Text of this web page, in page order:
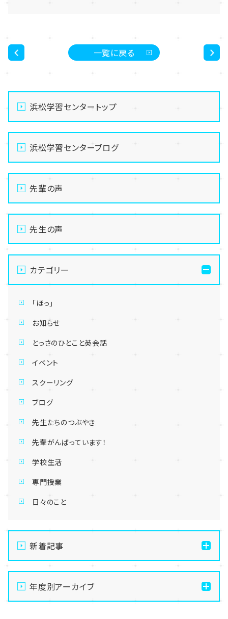
一覧に戻る
浜松学習センタートップ
浜松学習センターブログ
先輩の声
先生の声
カテゴリー
「ほっ」
お知らせ
とっさのひとこと英会話
イベント
スクーリング
ブログ
先生たちのつぶやき
先輩がんばっています！
学校生活
専門授業
日々のこと
新着記事
【浜松】面談室夏仕様になりました⭐
【浜松】高校最後の名古屋スクーリング！涼風も味方に
🍃
年度別アーカイブ